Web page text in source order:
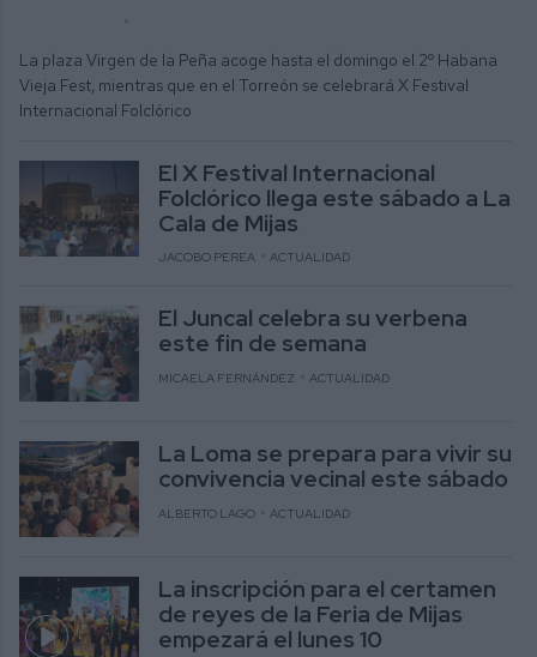
La plaza Virgen de la Peña acoge hasta el domingo el 2º Habana
Vieja Fest, mientras que en el Torreón se celebrará X Festival
Internacional Folclórico
El X Festival Internacional
Folclórico llega este sábado a La
Cala de Mijas
JACOBO PEREA ACTUALIDAD
El Juncal celebra su verbena
este fin de semana
MICAELA FERNÁNDEZ ACTUALIDAD
La Loma se prepara para vivir su
convivencia vecinal este sábado
ALBERTO LAGO ACTUALIDAD
La inscripción para el certamen
de reyes de la Feria de Mijas
empezará el lunes 10